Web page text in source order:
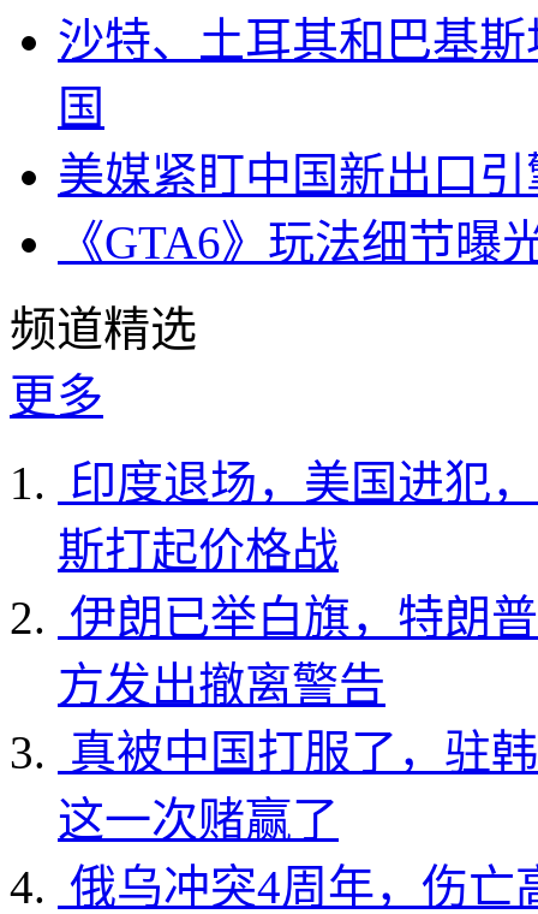
沙特、土耳其和巴基
国
美媒紧盯中国新出口
《GTA6》玩法细节
频道精选
更多
印度退场，美国进犯
斯打起价格战
伊朗已举白旗，特朗
方发出撤离警告
真被中国打服了，驻
这一次赌赢了
俄乌冲突4周年，伤亡